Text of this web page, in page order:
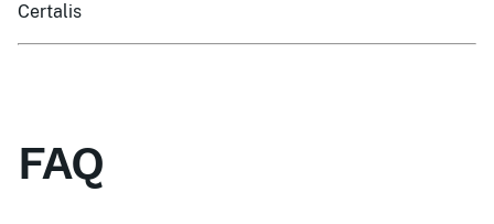
Certalis
FAQ